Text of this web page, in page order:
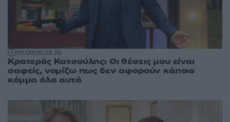
08:0006.08.26
Κρατερός Κατσούλης: Οι θέσεις μου είναι
σαφείς, νομίζω πως δεν αφορούν κάποιο
κόμμα όλα αυτά